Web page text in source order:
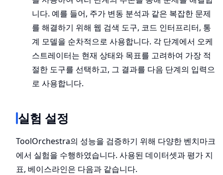
니다. 예를 들어, 주가 변동 분석과 같은 복잡한 문제
를 해결하기 위해 웹 검색 도구, 코드 인터프리터, 통
계 모델을 순차적으로 사용합니다. 각 단계에서 오케
스트레이터는 현재 상태와 목표를 고려하여 가장 적
절한 도구를 선택하고, 그 결과를 다음 단계의 입력으
로 사용합니다.
실험 설정
ToolOrchestra의 성능을 검증하기 위해 다양한 벤치마크
에서 실험을 수행하였습니다. 사용된 데이터셋과 평가 지
표, 베이스라인은 다음과 같습니다.